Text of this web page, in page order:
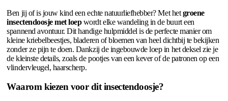
Ben jij of is jouw kind een echte natuurliefhebber? Met hetgroene
insectendoosje met loepwordt elke wandeling in de buurt een
spannend avontuur. Dit handige hulpmiddel is de perfecte manier om
kleine kriebelbeestjes, bladeren of bloemen van heel dichtbij te bekijken
zonder ze pijn te doen. Dankzij de ingebouwde loep in het deksel zie je
de kleinste details, zoals de pootjes van een kever of de patronen op een
vlindervleugel, haarscherp.
Waarom kiezen voor dit insectendoosje?